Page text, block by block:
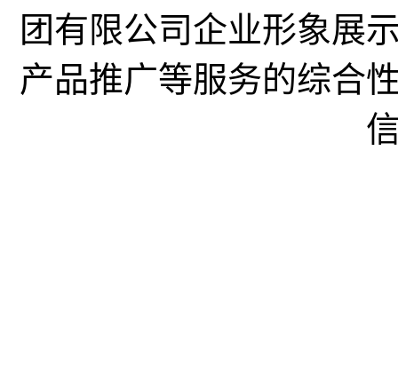
团有限公司企业形象展
产品推广等服务的综合